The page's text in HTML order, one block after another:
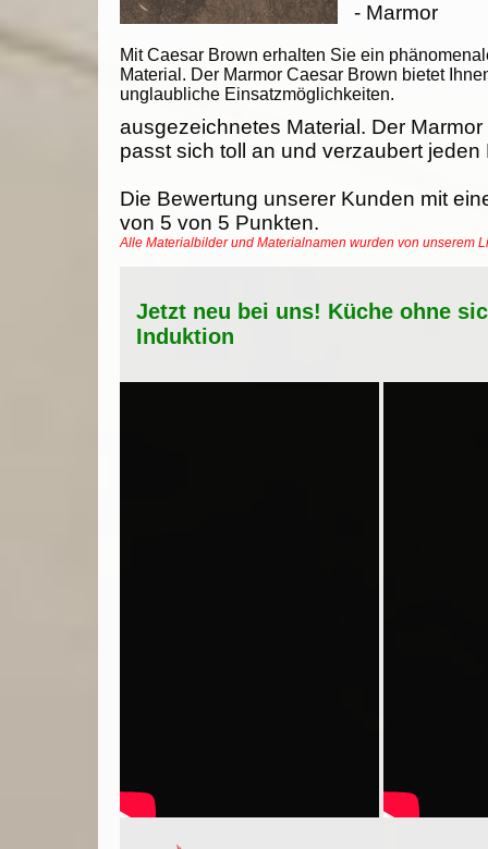
Mit Caesar Brown erhalten Sie ein
Material. Der Marmor Caesar Brown bietet
unglaubliche Einsatzmöglichkeiten.
- Marmor
ausgezeichnetes Material. Der
passt sich toll an und verzaubert jeden
Die Bewertung unserer Kunden mit
von 5 von 5 Punkten.
Alle Materialbilder und Materialnamen wurden von unserem
Jetzt neu bei uns! Küche ohne
Induktion